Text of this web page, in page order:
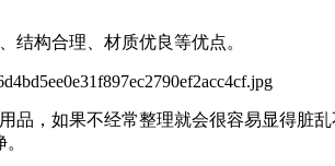
构合理、材质优良等优点。
，如果不经常整理就会很容易显得脏